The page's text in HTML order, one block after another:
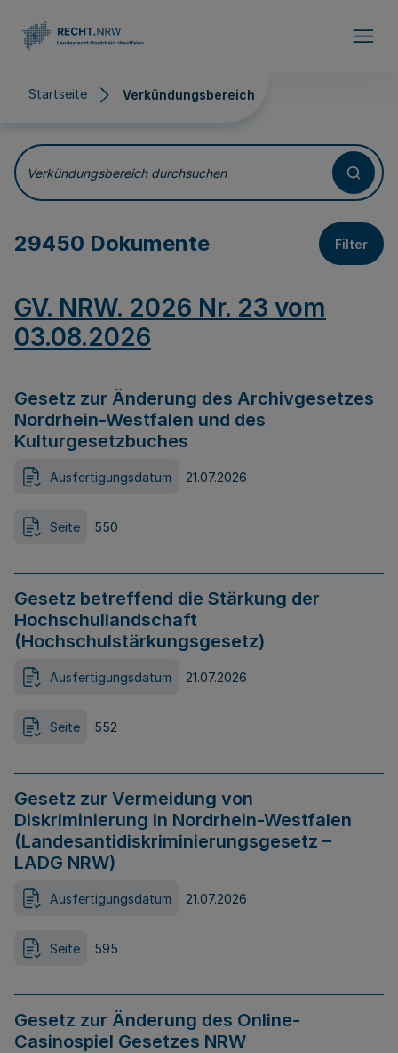
Startseite Verkündungsbereich
Verkündungsbereich
Verkündungsbereich durchsuchen
29450 Dokumente Filter
GV. NRW. 2026 Nr. 23 vom
03.08.2026
Gesetz zur Änderung des Archivgesetzes
Nordrhein-Westfalen und des
Kulturgesetzbuches
Ausfertigungsdatum 21.07.2026
Seite 550
Gesetz betreffend die Stärkung der
Hochschullandschaft
(Hochschulstärkungsgesetz)
Ausfertigungsdatum 21.07.2026
Seite 552
Gesetz zur Vermeidung von
Diskriminierung in Nordrhein-Westfalen
(Landesantidiskriminierungsgesetz –
LADG NRW)
Ausfertigungsdatum 21.07.2026
Seite 595
Gesetz zur Änderung des Online-
Casinospiel Gesetzes NRW